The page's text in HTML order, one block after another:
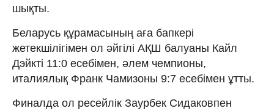
шықты.
Беларусь құрамасының аға бапкері
жетекшілігімен ол әйгілі АҚШ балуаны Кайл
Дэйкті 11:0 есебімен, әлем чемпионы,
италиялық Франк Чамизоны 9:7 есебімен ұтты.
Финалда ол ресейлік Заурбек Сидаковпен